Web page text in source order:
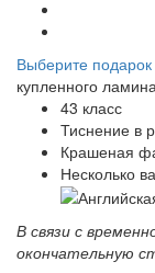
Выберите подарок
купленного
43 класс
Тиснение в
Крашеная
Несколько
В связи с
окончательную